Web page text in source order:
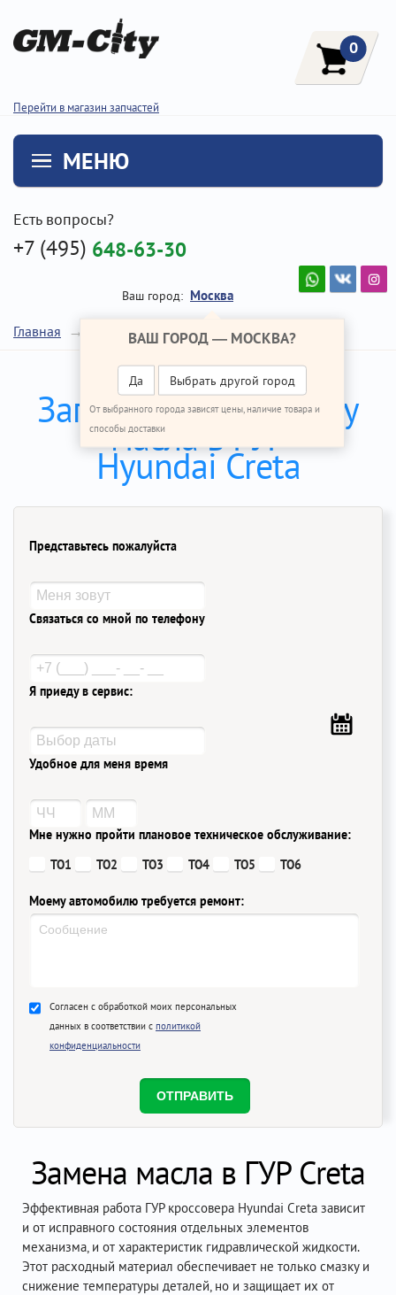
Перейти в магазин запчастей
0
МЕНЮ
Есть вопросы?
+7 (495) 648-63-30
Ваш город: Москва
ВАШ ГОРОД — МОСКВА?
Да Выбрать другой город
От выбранного города зависят цены, наличие товара и
способы доставки
Главная Ремонт Хендай Крета Масло ГУР
Записаться на замену
масла в ГУР
Hyundai Creta
Представьтесь пожалуйста
Связаться со мной по телефону
Я приеду в сервис:
Удобное для меня время
Мне нужно пройти плановое техническое обслуживание:
ТО1
ТО2 ТО3 ТО4 ТО5 ТО6
Моему автомобилю требуется ремонт:
Согласен с обработкой моих персональных
данных в соответствии с политикой
конфиденциальности
Замена масла в ГУР Creta
Эффективная работа ГУР кроссовера Hyundai Creta зависит
и от исправного состояния отдельных элементов
механизма, и от характеристик гидравлической жидкости.
Этот расходный материал обеспечивает не только смазку и
снижение температуры деталей, но и защищает их от